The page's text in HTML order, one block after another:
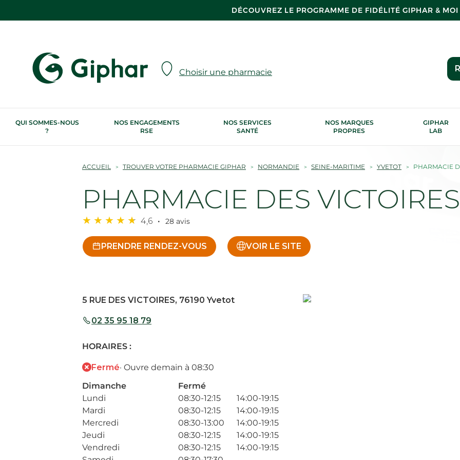
DÉCOUVREZ LE PROGRAMME DE FIDÉLITÉ GIPHAR & MOI
Choisir une pharmacie
QUI SOMMES-NOUS
?
NOS ENGAGEMENTS
RSE
NOS SERVICES
SANTÉ
NOS MARQUES
PROPRES
GIPHAR
LAB
ACCUEIL TROUVER VOTRE PHARMACIE GIPHAR NORMANDIE SEINE-MARITIME YVETOT PHARMACIE
PHARMACIE DES
4,6 28 avis
PRENDRE RENDEZ-VOUS VOIR LE SITE
5 RUE DES VICTOIRES, 76190 Yvetot
02 35 95 18 79
HORAIRES :
Fermé· Ouvre demain à 08:30
Dimanche
Fermé
Lundi
08:30-12:15
14:00-19:15
Mardi
08:30-12:15
14:00-19:15
Mercredi
08:30-13:00
14:00-19:15
Jeudi
08:30-12:15
14:00-19:15
Vendredi
08:30-12:15
14:00-19:15